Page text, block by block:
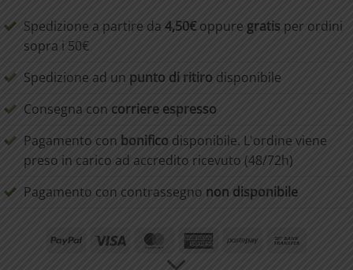
Spedizione a partire da 4,50€oppure gratis per ordini
sopra i 50€
Spedizione ad un punto di ritiro disponibile
Consegna con corriere espresso
Pagamento con bonifico disponibile. L'ordine viene
preso in carico ad accredito ricevuto (48/72h)
Pagamento con contrassegno non disponibile
PayPal Visa MasterCardAmericanPostepay